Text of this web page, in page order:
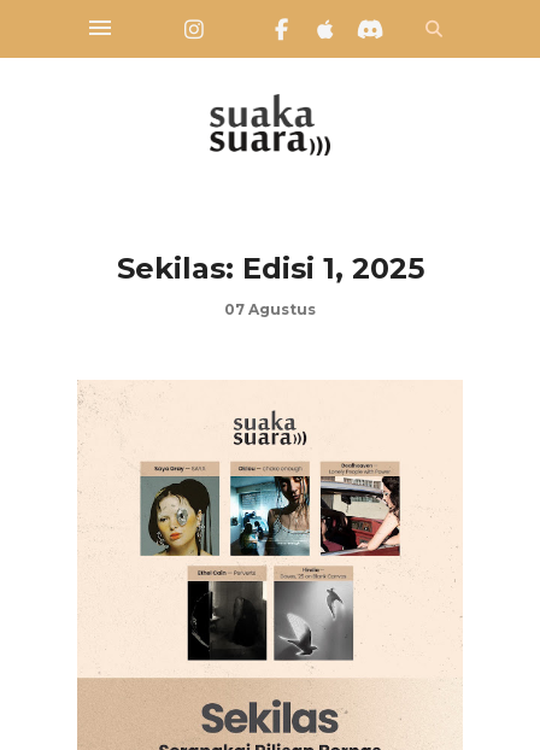
Sekilas: Edisi 1, 2025
07 Agustus